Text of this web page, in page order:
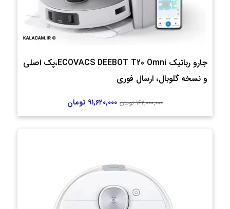
جارو رباتیک ECOVACS DEEBOT T20 Omni،پک اصلی
و نسخه گلوبال، ارسال فوری
۱۶۲,۰۰۰,۰۰۰ تومان ۹۱,۶۲۰,۰۰۰ تومان